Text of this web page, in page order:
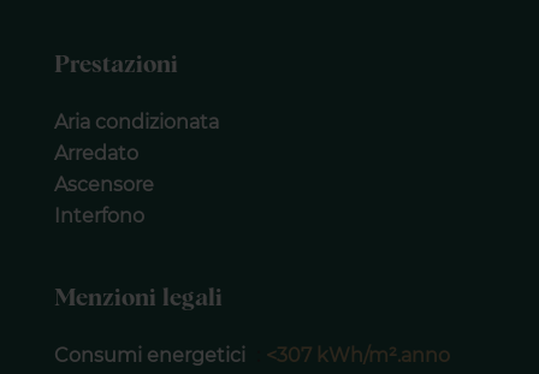
Prestazioni
Aria condizionata
Arredato
Ascensore
Interfono
Menzioni legali
Consumi energetici
<307 kWh/m².anno